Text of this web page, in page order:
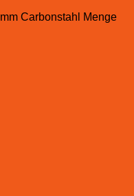
Carbonstahl Menge